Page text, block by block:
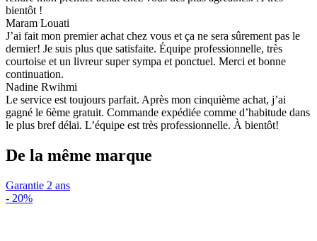
bientôt !
Maram Louati
J’ai fait mon premier achat chez vous et ça ne sera sûrement pas le
dernier! Je suis plus que satisfaite. Équipe professionnelle, très
courtoise et un livreur super sympa et ponctuel. Merci et bonne
continuation.
Nadine Rwihmi
Le service est toujours parfait. Après mon cinquième achat, j’ai
gagné le 6ème gratuit. Commande expédiée comme d’habitude dans
le plus bref délai. L’équipe est très professionnelle. À bientôt!
De la même marque
Garantie 2 ans
- 20%